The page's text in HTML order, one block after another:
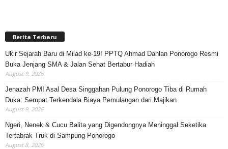
Berita Terbaru
Ukir Sejarah Baru di Milad ke-19! PPTQ Ahmad Dahlan Ponorogo Resmi
Buka Jenjang SMA & Jalan Sehat Bertabur Hadiah
August 9, 2026
Jenazah PMI Asal Desa Singgahan Pulung Ponorogo Tiba di Rumah
Duka: Sempat Terkendala Biaya Pemulangan dari Majikan
August 9, 2026
Ngeri, Nenek & Cucu Balita yang Digendongnya Meninggal Seketika
Tertabrak Truk di Sampung Ponorogo
August 8, 2026